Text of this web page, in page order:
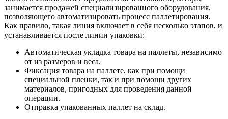
занимается продажей специализированного оборудования,
позволяющего автоматизировать процесс паллетирования.
Как правило, такая линия включает в себя несколько этапов, и
устанавливается после линии упаковки:
Автоматическая укладка товара на паллеты, независимо
от из размеров и веса.
Фиксация товара на паллете, как при помощи
специальной пленки, так и при помощи других
материалов, пригодных для проведения данной
операции.
Отправка упакованных паллет на склад.